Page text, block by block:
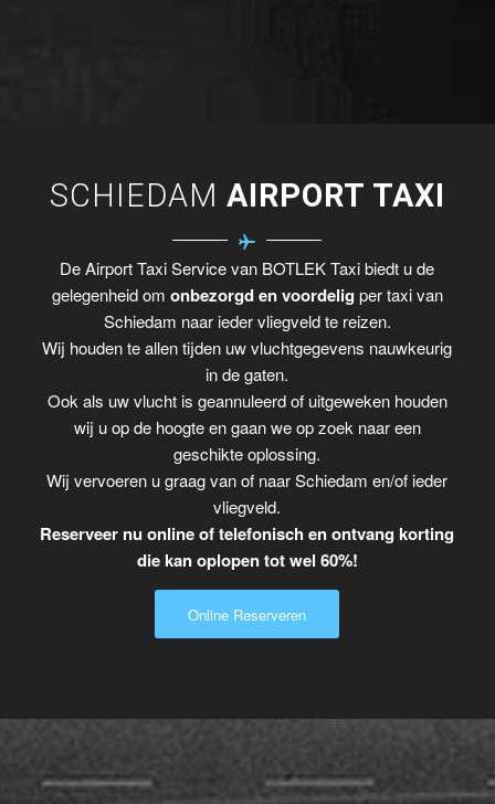
SCHIEDAM AIRPORT TAXI
De Airport Taxi Service van BOTLEK Taxi biedt u de
gelegenheid om onbezorgd en voordelig per taxi van
Schiedam naar ieder vliegveld te reizen.
Wij houden te allen tijden uw vluchtgegevens nauwkeurig
in de gaten.
Ook als uw vlucht is geannuleerd of uitgeweken houden
wij u op de hoogte en gaan we op zoek naar een
geschikte oplossing.
Wij vervoeren u graag van of naar Schiedam en/of ieder
vliegveld.
Reserveer nu online of telefonisch en ontvang korting
die kan oplopen tot wel 60%!
Online Reserveren